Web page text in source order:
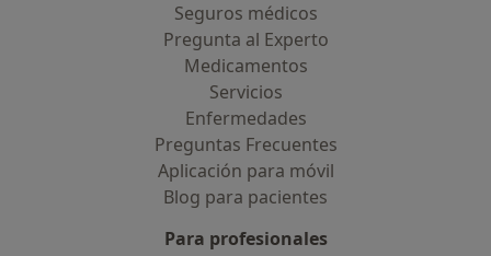
Seguros médicos
Pregunta al Experto
Medicamentos
Servicios
Enfermedades
Preguntas Frecuentes
Aplicación para móvil
Blog para pacientes
Para profesionales